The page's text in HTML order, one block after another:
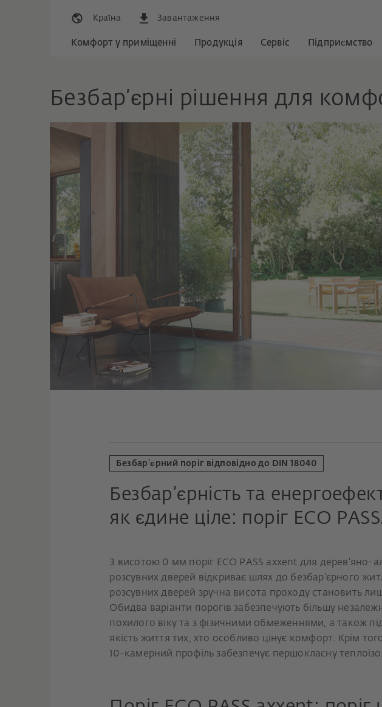
Країна Завантаження
Комфорт у приміщенні Продукція Сервіс Підприємство
Безбар’єрні рішення для
Безбар’єрний поріг відповідно до DIN 18040
Безбар’єрність та
як єдине ціле: поріг ECO
З висотою 0 мм поріг ECO PASS axxent для дерев’яно-
розсувних дверей відкриває шлях до безбар’єрного
розсувних дверей зручна висота проходу становить
Обидва варіанти порогів забезпечують більшу
похилого віку та з фізичними обмеженнями, а також
якість життя тих, хто особливо цінує комфорт. Крім
10-камерний профіль забезпечує першокласну